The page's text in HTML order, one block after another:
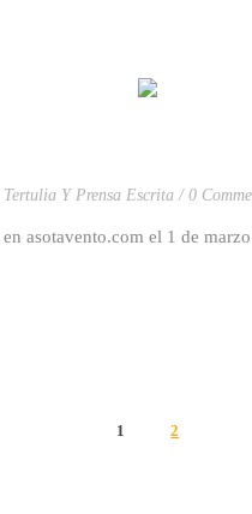
Tertulia Y Prensa Escrita 0
asotavento.com el 1 de
1 2